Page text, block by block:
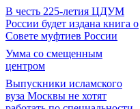
В честь 225-летия ЦДУМ
России будет издана книга о
Совете муфтиев России
Умма со смещенным
центром
Выпускники исламского
вуза Москвы не хотят